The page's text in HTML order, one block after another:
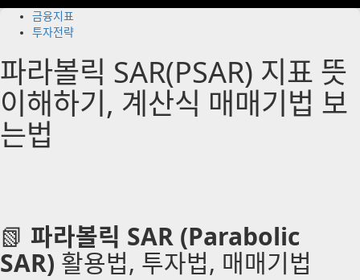
금융지표
투자전략
파라볼릭 SAR(PSAR) 지표 뜻
이해하기, 계산식 매매기법 보
는법
📗 파라볼릭 SAR (Parabolic
SAR) 활용법, 투자법, 매매기법